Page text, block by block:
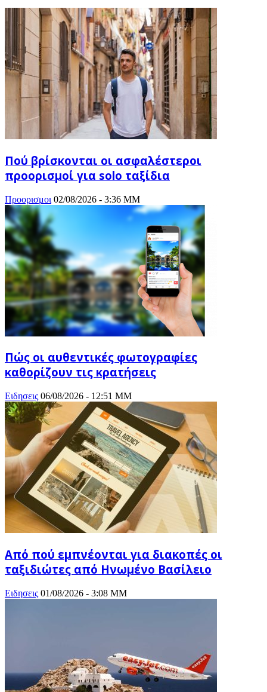
Πού βρίσκονται οι ασφαλέστεροι
προορισμοί για solo ταξίδια
Προορισμοι 02/08/2026 - 3:36 ΜΜ
Πώς οι αυθεντικές φωτογραφίες
καθορίζουν τις κρατήσεις
Ειδησεις 06/08/2026 - 12:51 ΜΜ
Από πού εμπνέονται για διακοπές οι
ταξιδιώτες από Ηνωμένο Βασίλειο
Ειδησεις 01/08/2026 - 3:08 ΜΜ